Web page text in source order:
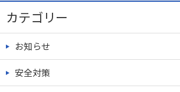
カテゴリー
お知らせ
安全対策